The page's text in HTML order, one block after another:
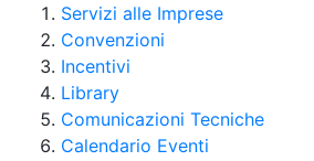
Servizi alle Imprese
Convenzioni
Incentivi
Library
Comunicazioni Tecniche
Calendario Eventi